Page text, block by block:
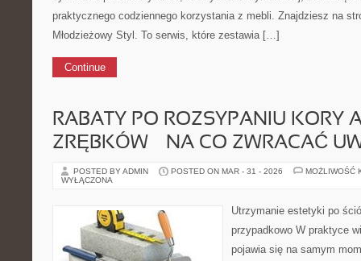
praktycznego codziennego korzystania z mebli. Znajdziesz na
Młodzieżowy Styl. To serwis, które zestawia […]
Continue
RABATY PO ROZSYPANIU KORY
ZRĘBKÓW — NA CO ZWRACAĆ
POSTED BY ADMIN POSTED ON MAR - 31 - 2026
MOŻLIWOŚĆ
WYŁĄCZONA
Utrzymanie estetyki po
przypadkowo W praktyce
pojawia się na samym